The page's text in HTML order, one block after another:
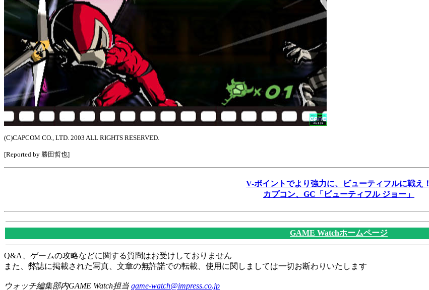
(C)CAPCOM CO., LTD. 2003 ALL RIGHTS RESERVED.
[Reported by 勝田哲也]
V-ポイントでより強力に、ビューティフルに戦え！
カプコン、GC「ビューティフル ジョー」
GAME Watchホームページ
Q&A、ゲームの攻略などに関する質問はお受けしておりません
また、弊誌に掲載された写真、文章の無許諾での転載、使用に関しましては一切お断わりいたします
ウォッチ編集部内GAME Watch担当 game-watch@impress.co.jp